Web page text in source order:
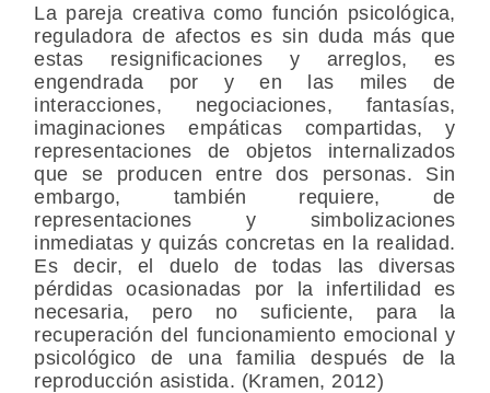
La pareja creativa como función psicológica,
reguladora de afectos es sin duda más que
estas resignificaciones y arreglos, es
engendrada por y en las miles de
interacciones, negociaciones, fantasías,
imaginaciones empáticas compartidas, y
representaciones de objetos internalizados
que se producen entre dos personas. Sin
embargo, también requiere, de
representaciones y simbolizaciones
inmediatas y quizás concretas en la realidad.
Es decir, el duelo de todas las diversas
pérdidas ocasionadas por la infertilidad es
necesaria, pero no suficiente, para la
recuperación del funcionamiento emocional y
psicológico de una familia después de la
reproducción asistida. (Kramen, 2012)